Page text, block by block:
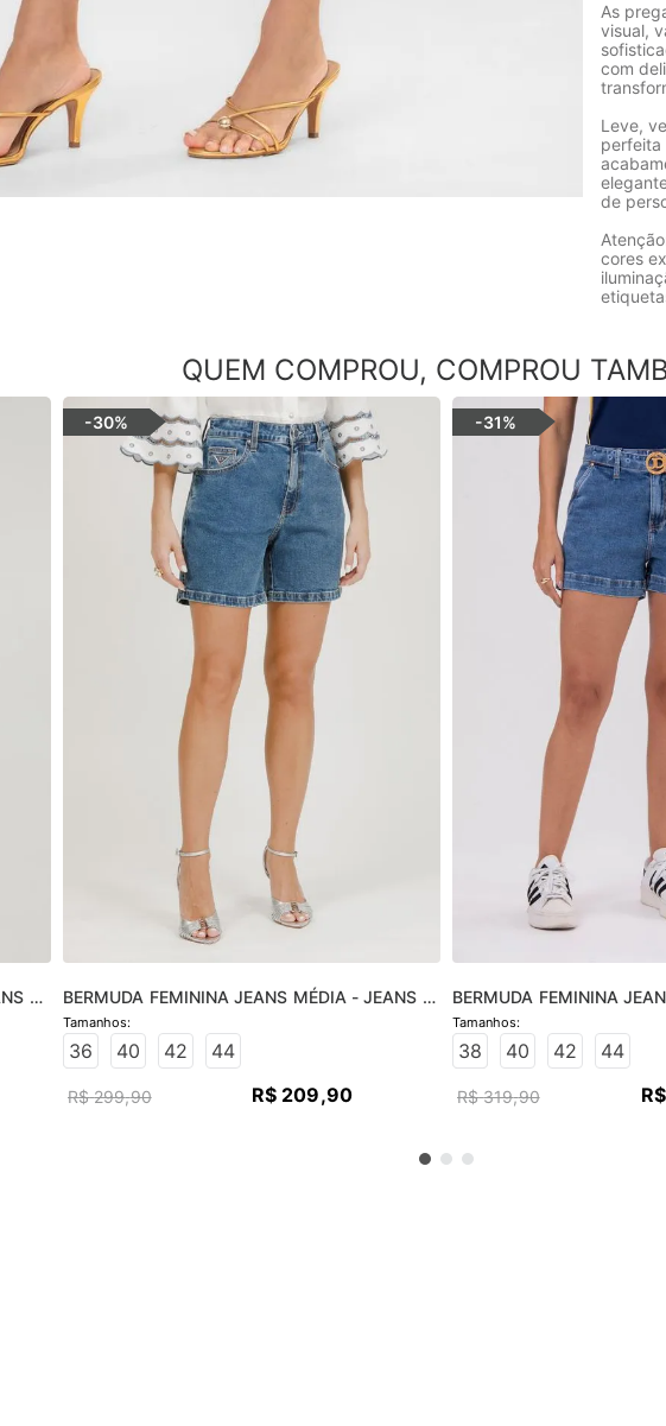
As
visual,
com
Leve,
perfeita
de
cores
QUEM COMPROU, COMPROU
-30%
BERMUDA FEMININA JEANS MÉDIA - JEANS
MÉDIO
36 40 42 44
R$ 299,90 R$ 209,90
-31%
BERMUDA FEMININA
JEANS CLARO
38 40 42 44
R$ 319,90 R$